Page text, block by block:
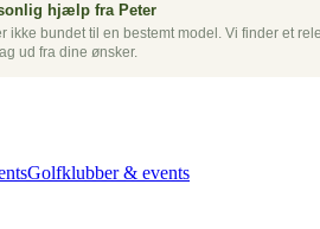
hjælp fra Peter
ikke bundet til en bestemt model. Vi finder et
ud fra dine ønsker.
Golfklubber & events